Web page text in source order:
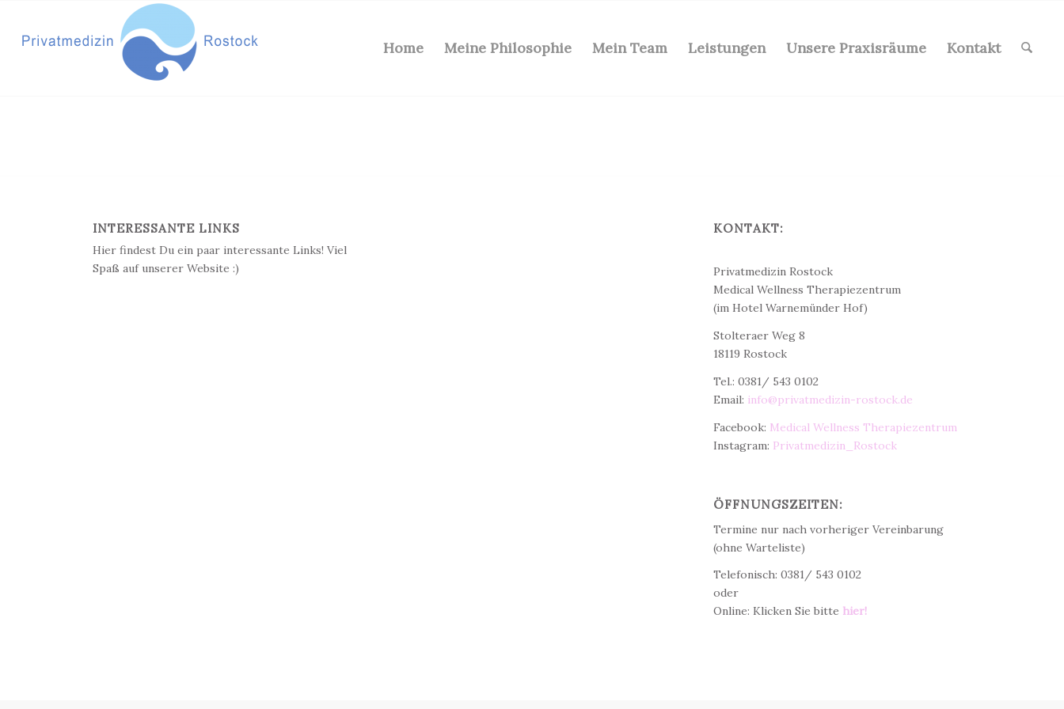
Home Meine Philosophie Mein Team Leistungen Unsere Praxisräume Kontakt
INTERESSANTE LINKS
Hier findest Du ein paar interessante Links! Viel
Spaß auf unserer Website :)
KONTAKT:
Privatmedizin Rostock
Medical Wellness Therapiezentrum
(im Hotel Warnemünder Hof)
Stolteraer Weg 8
18119 Rostock
Tel.: 0381/ 543 0102
Email: info@privatmedizin-rostock.de
Facebook: Medical Wellness Therapiezentrum
Instagram: Privatmedizin_Rostock
ÖFFNUNGSZEITEN:
Termine nur nach vorheriger Vereinbarung
(ohne Warteliste)
Telefonisch: 0381/ 543 0102
oder
Online: Klicken Sie bitte hier!